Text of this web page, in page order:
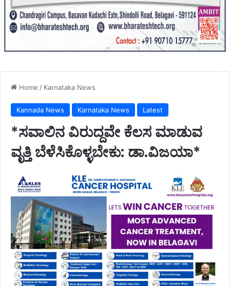
Home / Karnataka News
Kannada News Karnataka News Latest
*ಸವಾಲಿನ ವಿರುದ್ದವೇ ಕೆಲಸ ಮಾಡುವ
ವೃತ್ತಿ ಬೆಳೆಸಿಕೊಳ್ಳಬೇಕು: ಡಾ.ವಿಜಯಾ*